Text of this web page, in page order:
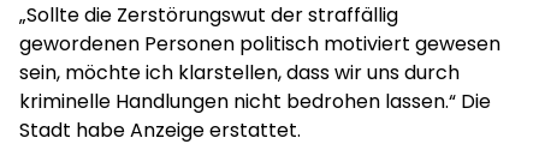
„Sollte die Zerstörungswut der straffällig
gewordenen Personen politisch motiviert gewesen
sein, möchte ich klarstellen, dass wir uns durch
kriminelle Handlungen nicht bedrohen lassen.“ Die
Stadt habe Anzeige erstattet.